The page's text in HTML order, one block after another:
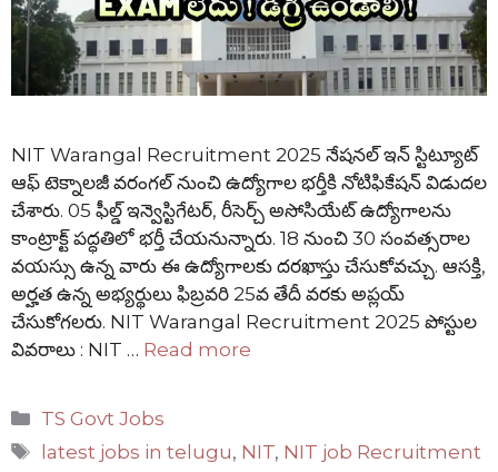
NIT Warangal Recruitment 2025 నేషనల్ ఇన్ స్టిట్యూట్
ఆఫ్ టెక్నాలజీ వరంగల్ నుంచి ఉద్యోగాల భర్తీకి నోటిఫికేషన్ విడుదల
చేశారు. 05 ఫీల్డ్ ఇన్వెస్టిగేటర్, రీసెర్చ్ అసోసియేట్ ఉద్యోగాలను
కాంట్రాక్ట్ పద్ధతిలో భర్తీ చేయనున్నారు. 18 నుంచి 30 సంవత్సరాల
వయస్సు ఉన్న వారు ఈ ఉద్యోగాలకు దరఖాస్తు చేసుకోవచ్చు. ఆసక్తి,
అర్హత ఉన్న అభ్యర్థులు ఫిబ్రవరి 25వ తేదీ వరకు అప్లయ్
చేసుకోగలరు. NIT Warangal Recruitment 2025 పోస్టుల
వివరాలు : NIT … Read more
Categories
TS Govt Jobs
Tags
latest jobs in telugu, NIT, NIT job Recruitment